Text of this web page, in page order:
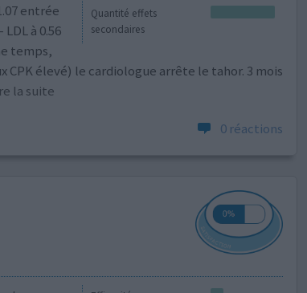
Quantité effets
secondaires
entrée
à 0.56
temps,
élevé) le cardiologue arrête le tahor. 3 mois
la suite
0 réactions